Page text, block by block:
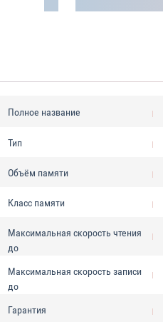
Полное название
Тип
Объём памяти
Класс памяти
Максимальная скорость чтения
до
Максимальная скорость записи
до
Гарантия